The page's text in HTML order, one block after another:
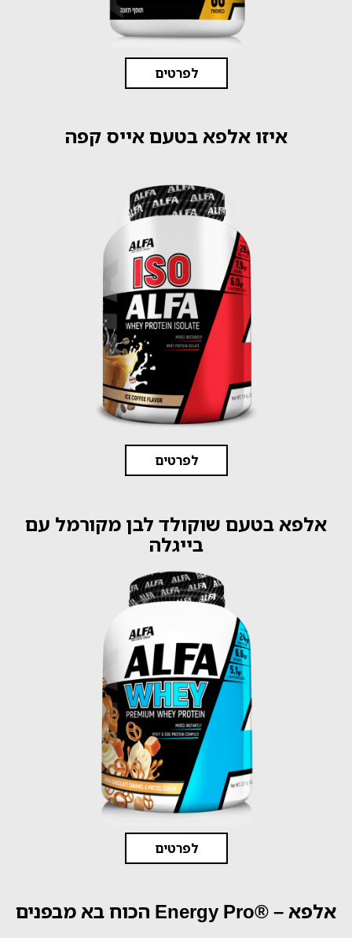
לפרטים
איזו אלפא בטעם אייס קפה
לפרטים
אלפא בטעם שוקולד לבן מקורמל עם
בייגלה
לפרטים
אלפא – ®Energy Pro הכוח בא מבפנים